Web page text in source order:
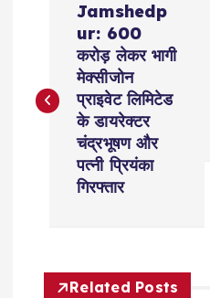
s
v
Jamshedp
ur: 600
करोड़ लेकर भागी
मेक्सीजोन
प्राइवेट लिमिटेड
के डायरेक्टर
चंद्रभूषण और
पत्नी प्रियंका
गिरफ्तार
Related Posts